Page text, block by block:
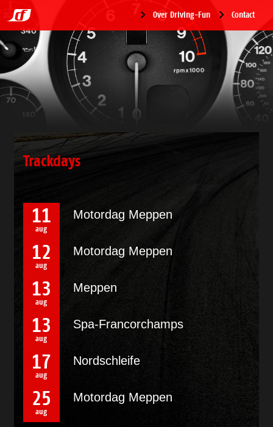
Over Driving-Fun Contact
Trackdays
11
aug
Motordag Meppen
12
aug
Motordag Meppen
13
aug
Meppen
13
aug
Spa-Francorchamps
17
aug
Nordschleife
25
aug
Motordag Meppen